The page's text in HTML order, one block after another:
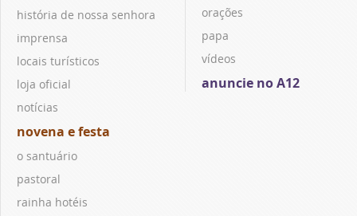
história de nossa senhora
imprensa
locais turísticos
loja oficial
notícias
novena e festa
o santuário
pastoral
rainha hotéis
orações
papa
vídeos
anuncie no A12